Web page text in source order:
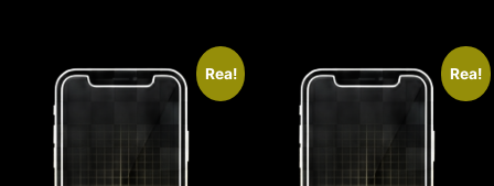
Rea! Rea!